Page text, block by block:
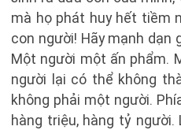
mà họ phát huy hết tiềm
con người! Hãy mạnh dạn
Một người một ấn phẩm.
người lại có thể không
không phải một người.
hàng triệu, hàng tỷ người.